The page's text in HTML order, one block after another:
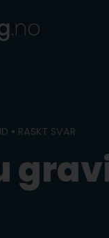
• RASKT SVAR